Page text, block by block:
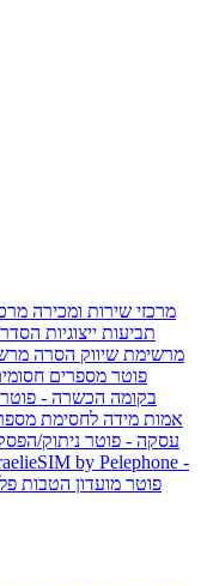
מרכזי שירות ומכירה
תביעות ייצוגיות
מרשימת שיווק הסרה
פוטר מספרים
בקומה הכשרה - פוטר
אמות מידה לחסימת
עסקה - פוטר ניתוק/
by Pelephone -
פוטר מועדון הטבות